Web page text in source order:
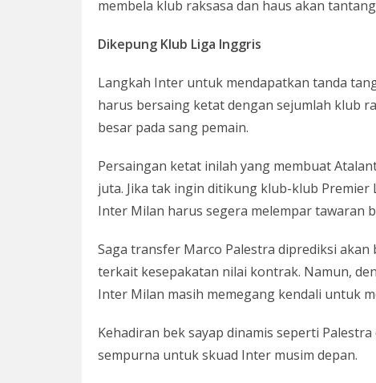
membela klub raksasa dan haus akan
Dikepung Klub Liga Inggris
Langkah Inter untuk mendapatkan tanda
harus bersaing ketat dengan sejumlah klub
besar pada sang pemain.
Persaingan ketat inilah yang membuat
juta. Jika tak ingin ditikung klub-klub
Inter Milan harus segera melempar tawaran
Saga transfer Marco Palestra diprediksi
terkait kesepakatan nilai kontrak. Namun,
Inter Milan masih memegang kendali untuk
Kehadiran bek sayap dinamis seperti
sempurna untuk skuad Inter musim depan.